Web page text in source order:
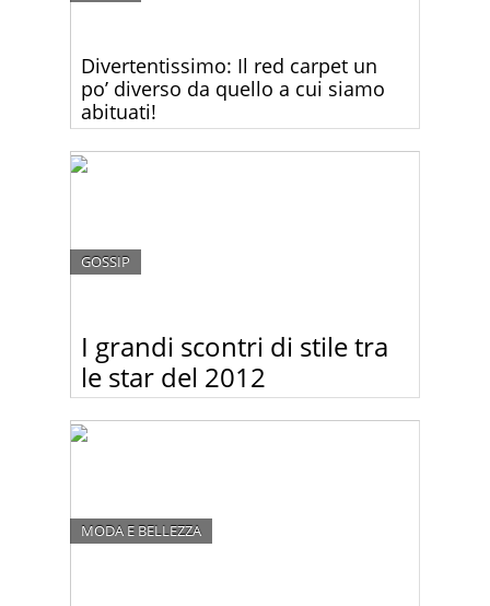
Divertentissimo: Il red carpet un
po’ diverso da quello a cui siamo
abituati!
divertente come quello di ieri sera alla consegna
dei premi BAFTA di Londra. Stavolta è stata la
I grandi scontri di stile tra
le star del 2012
GOSSIP
Decidi tu:-)
MODA E BELLEZZA